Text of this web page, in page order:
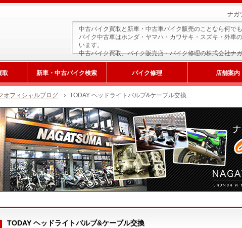
ナガ
中古バイク買取と新車・中古車バイク販売のことなら何でも
バイク中古車はホンダ・ヤマハ・カワサキ・スズキ・外車
います。
中古バイク買取、バイク販売店・バイク修理の株式会社ナ
取 新車・中古バイク検索 バイク修理 店舗案内
オフィシャルブログ TODAY ヘッドライトバルブ&ケーブル交換
TODAY ヘッドライトバルブ&ケーブル交換
新車検索